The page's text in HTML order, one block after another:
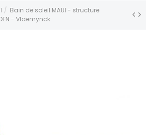
Bain de soleil MAUI - structure
- Vlaemynck